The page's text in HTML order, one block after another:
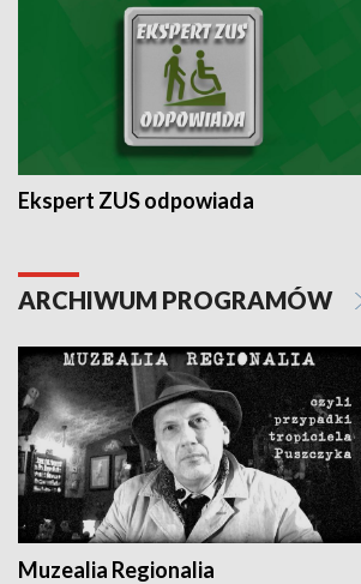
Ekspert ZUS odpowiada
ARCHIWUM PROGRAMÓW
Muzealia Regionalia